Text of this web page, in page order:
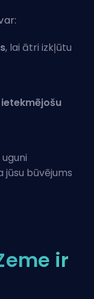
, lai ātri izkļūtu
jūsu būvējums
ir